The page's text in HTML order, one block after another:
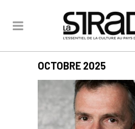
OCTOBRE 2025